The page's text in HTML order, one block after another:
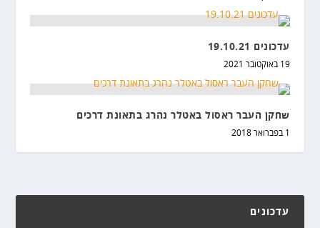
עדכונים 19.10.21
19 באוקטובר 2021
שחקן העבר ראסול באטלר נהרג בתאונת דרכים
1 בפברואר 2018
עדכונים